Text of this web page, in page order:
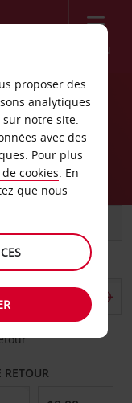
Menu
RETOUR
proposer des
analytiques
notre site.
avec des
Pour plus
cookies. En
que nous